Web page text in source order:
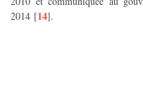
2014 [14].